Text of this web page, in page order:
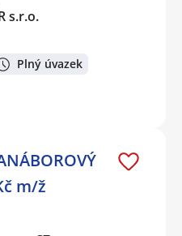
s.r.o.
Plný úvazek
m/ž